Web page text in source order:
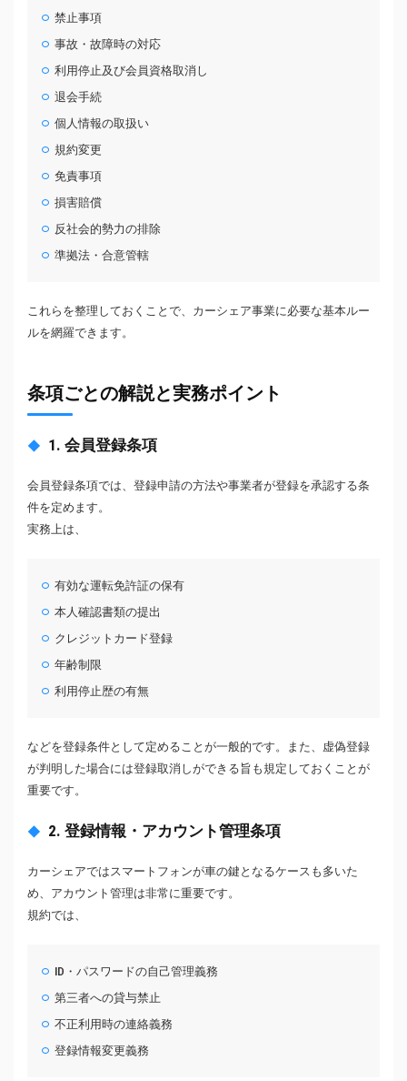
禁止事項
事故・故障時の対応
利用停止及び会員資格取消し
退会手続
個人情報の取扱い
規約変更
免責事項
損害賠償
反社会的勢力の排除
準拠法・合意管轄
これらを整理しておくことで、カーシェア事業に必要な基本ルー
ルを網羅できます。
条項ごとの解説と実務ポイント
1. 会員登録条項
会員登録条項では、登録申請の方法や事業者が登録を承認する条
件を定めます。
実務上は、
有効な運転免許証の保有
本人確認書類の提出
クレジットカード登録
年齢制限
利用停止歴の有無
などを登録条件として定めることが一般的です。また、虚偽登録
が判明した場合には登録取消しができる旨も規定しておくことが
重要です。
2. 登録情報・アカウント管理条項
カーシェアではスマートフォンが車の鍵となるケースも多いた
め、アカウント管理は非常に重要です。
規約では、
ID・パスワードの自己管理義務
第三者への貸与禁止
不正利用時の連絡義務
登録情報変更義務